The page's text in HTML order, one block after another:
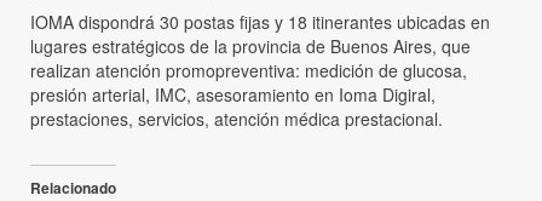
IOMA dispondrá 30 postas fijas y 18 itinerantes ubicadas en
lugares estratégicos de la provincia de Buenos Aires, que
realizan atención promopreventiva: medición de glucosa,
presión arterial, IMC, asesoramiento en Ioma Digiral,
prestaciones, servicios, atención médica prestacional.
Relacionado